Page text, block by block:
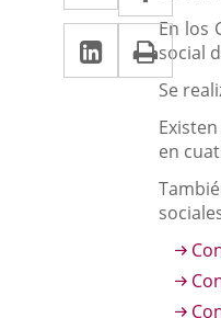
a
una
aplicación
externa.
a
una
Linkedin
Enlace
a
externa.
Print
En los
social
Se
en